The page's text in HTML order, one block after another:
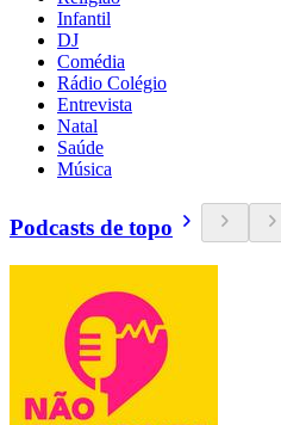
Infantil
DJ
Comédia
Rádio Colégio
Entrevista
Natal
Saúde
Música
Podcasts de topo